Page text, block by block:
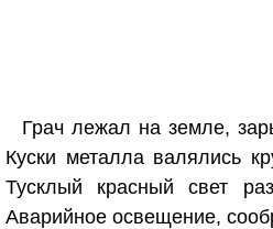
Грач лежал на земле,
Куски металла валялись
Тусклый красный свет
Аварийное освещение,